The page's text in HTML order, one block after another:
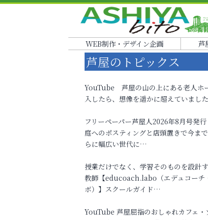
WEB制作・デザイン企画 芦
芦屋のトピックス
YouTube 芦屋の山の上にある老人ホ
入したら、想像を遥かに超えていました
フリーペーパー芦屋人2026年8月号発
庭へのポスティングと店頭置きで今ま
らに幅広い世代に…
授業だけでなく、学習そのものを設計
教師【educoach.labo（エデュコーチ
ボ）】スクールガイド…
YouTube 芦屋屈指のおしゃれカフェ・